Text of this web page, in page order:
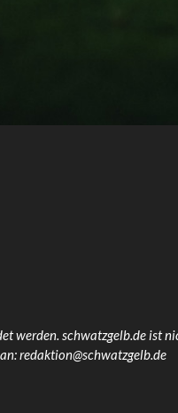
werden. schwatzgelb.de ist
redaktion@schwatzgelb.de